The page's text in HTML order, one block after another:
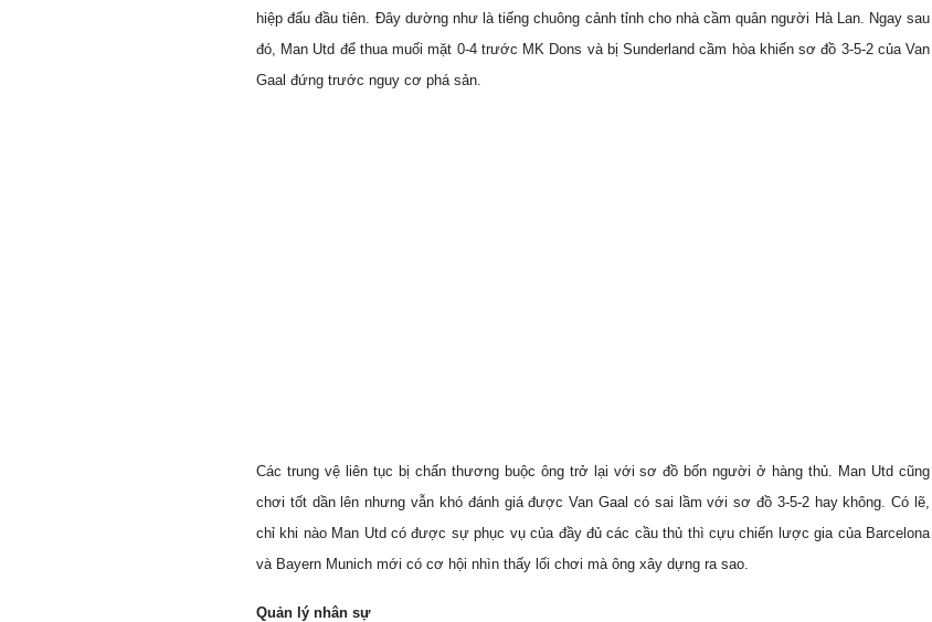
hiệp đấu đầu tiên. Đây dường như là tiếng chuông cảnh tỉnh cho nhà cầm quân người Hà Lan. Ngay sau
đó, Man Utd để thua muối mặt 0-4 trước MK Dons và bị Sunderland cầm hòa khiến sơ đồ 3-5-2 của Van
Gaal đứng trước nguy cơ phá sản.
Các trung vệ liên tục bị chấn thương buộc ông trở lại với sơ đồ bốn người ở hàng thủ. Man Utd cũng
chơi tốt dần lên nhưng vẫn khó đánh giá được Van Gaal có sai lầm với sơ đồ 3-5-2 hay không. Có lẽ,
chỉ khi nào Man Utd có được sự phục vụ của đầy đủ các cầu thủ thì cựu chiến lược gia của Barcelona
và Bayern Munich mới có cơ hội nhìn thấy lối chơi mà ông xây dựng ra sao.
Quản lý nhân sự